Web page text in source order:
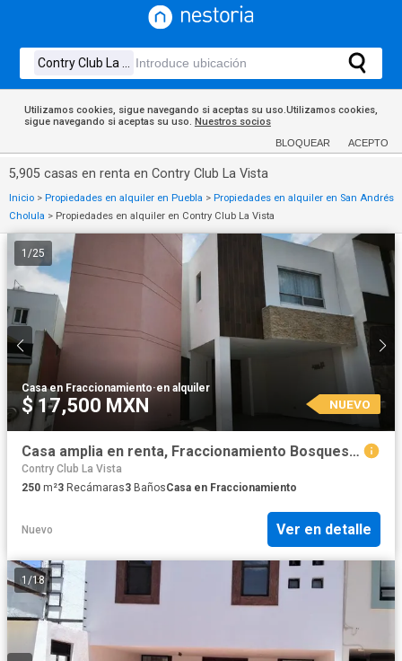
Utilizamos cookies, sigue navegando si aceptas su uso.Utilizamos cookies,
sigue navegando si aceptas su uso. Nuestros socios
BLOQUEAR ACEPTO
5,905 casas en renta en Contry Club La Vista
Inicio > Propiedades en alquiler en Puebla > Propiedades en alquiler en San Andrés
Cholula > Propiedades en alquiler en Contry Club La Vista
1 /25
Casa en Fraccionamiento·en alquiler
$ 17,500 MXN NUEVO
Casa amplia en renta, Fraccionamiento Bosques de Granada
Contry Club La Vista
250 m²3 Recámaras3 BañosCasa en Fraccionamiento
Nuevo Ver en detalle
1 /18